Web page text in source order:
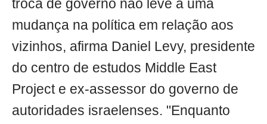
troca de governo não leve a uma
mudança na política em relação aos
vizinhos, afirma Daniel Levy, presidente
do centro de estudos Middle East
Project e ex-assessor do governo de
autoridades israelenses. "Enquanto